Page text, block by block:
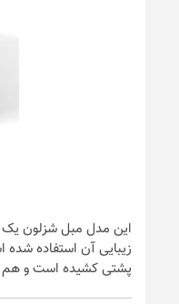
این مدل مبل شزلون یک
زیبایی آن استفاده
پشتی کشیده است و هم